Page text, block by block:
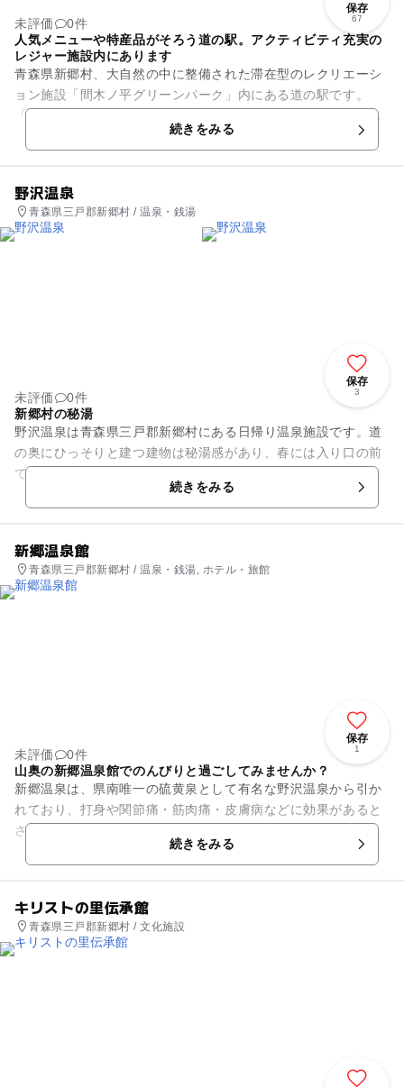
保存
67
未評価
0件
人気メニューや特産品がそろう道の駅。アクティビティ充実の
レジャー施設内にあります
青森県新郷村、大自然の中に整備された滞在型のレクリエーシ
ョン施設「間木ノ平グリーンパーク」内にある道の駅です。
「とちのき荘食堂」には、人気の「角煮ラーメン」や「手作り
カレー」、丼もののセットなど...
続きをみる
野沢温泉
青森県三戸郡新郷村 / 温泉・銭湯
保存
3
未評価
0件
新郷村の秘湯
野沢温泉は青森県三戸郡新郷村にある日帰り温泉施設です。道
の奥にひっそりと建つ建物は秘湯感があり、春には入り口の前
でたくさんのつつじが花を咲かせます。中に入ると、ややこじ
んまりとした、しかし清潔な...続きをみる
新郷温泉館
青森県三戸郡新郷村 / 温泉・銭湯, ホテル・旅館
保存
1
未評価
0件
山奥の新郷温泉館でのんびりと過ごしてみませんか？
新郷温泉は、県南唯一の硫黄泉として有名な野沢温泉から引か
れており、打身や関節痛・筋肉痛・皮膚病などに効果があると
されています。里山の中にある立派な施設で、ゆったりとした
時間を自然の中で満喫できま...続きをみる
キリストの里伝承館
青森県三戸郡新郷村 / 文化施設